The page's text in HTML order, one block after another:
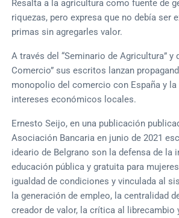
Resalta a la agricultura como fuente de
riquezas, pero expresa que no debía ser
primas sin agregarles valor.
A través del “Seminario de Agricultura” y
Comercio” sus escritos lanzan
monopolio del comercio con España y la
intereses económicos locales.
Ernesto Seijo, en una publicación
Asociación Bancaria en junio de 2021
ideario de Belgrano son la defensa de la
educación pública y gratuita para
igualdad de condiciones y vinculada al
la generación de empleo, la centralidad
creador de valor, la crítica al librecambio